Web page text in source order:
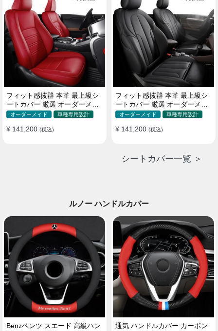
フィット感抜群 本革 最上級シ
ートカバー 厳選 オーダーメイ
ド 防水 雰囲気 全席セット
オーダーメイド 車種専用設計
¥ 141,200 (税込)
フィット感抜群 本革 最上級シ
ートカバー 厳選 オーダーメイ
ド 防水 雰囲気 全席セット
オーダーメイド 車種専用設計
¥ 141,200 (税込)
シートカバー一覧 ＞
ルノー ハンドルカバー
Benzベンツ スエード 高級ハン
通気 ハンドルカバー カーボン